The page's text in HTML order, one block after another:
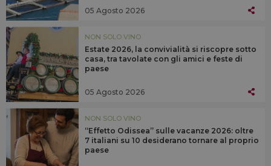
05 Agosto 2026
NON SOLO VINO
Estate 2026, la convivialità si riscopre sotto
casa, tra tavolate con gli amici e feste di
paese
05 Agosto 2026
NON SOLO VINO
“Effetto Odissea” sulle vacanze 2026: oltre
7 italiani su 10 desiderano tornare al proprio
paese